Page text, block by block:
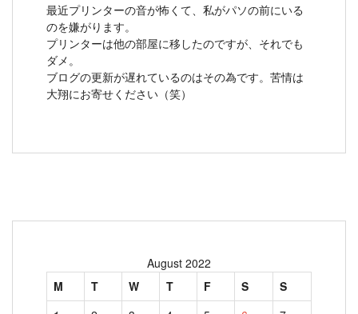
最近プリンターの音が怖くて、私がパソの前にいる
のを嫌がります。
プリンターは他の部屋に移したのですが、それでも
ダメ。
ブログの更新が遅れているのはその為です。苦情は
大翔にお寄せください（笑）
August 2022
M
T W T F S
S